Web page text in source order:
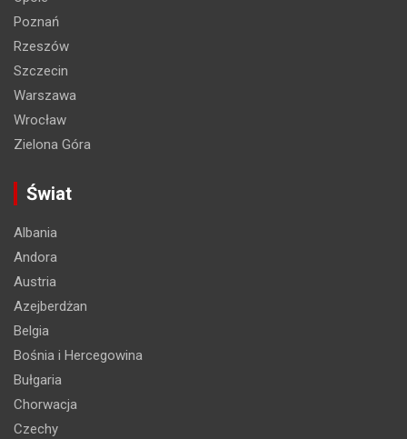
Poznań
Rzeszów
Szczecin
Warszawa
Wrocław
Zielona Góra
Świat
Albania
Andora
Austria
Azejberdżan
Belgia
Bośnia i Hercegowina
Bułgaria
Chorwacja
Czechy